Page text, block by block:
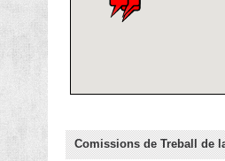
Comissions de Treball de